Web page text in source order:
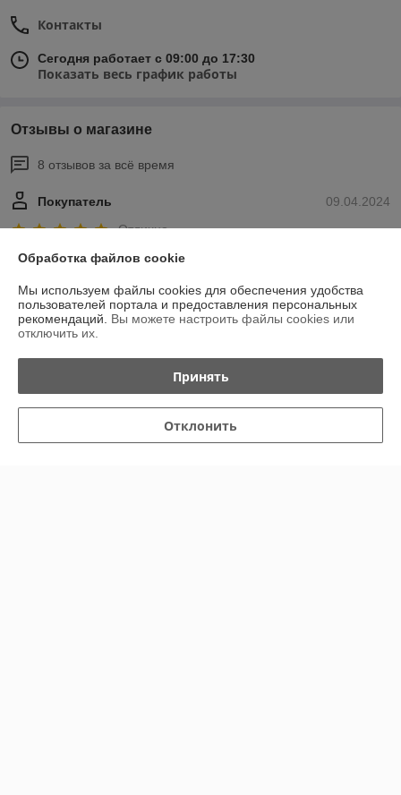
Контакты
Сегодня работает с 09:00 до 17:30
Показать весь график работы
Отзывы о магазине
8 отзывов за всё время
09.04.2024
Покупатель
Отлично
Заказывал дровницы "сота", все очень понравилось. Оперативно
связались, обговорили условия оплаты и доставки.
Изготовили и доставили даже быстрее чем планировалось.
Сделка подтверждена через корзину
09.08.2021
Покупатель
Обработка файлов cookie
Мы используем файлы cookies для обеспечения удобства
пользователей портала и предоставления персональных
рекомендаций. Вы можете настроить файлы cookies или
отключить их.
Принять
Отклонить